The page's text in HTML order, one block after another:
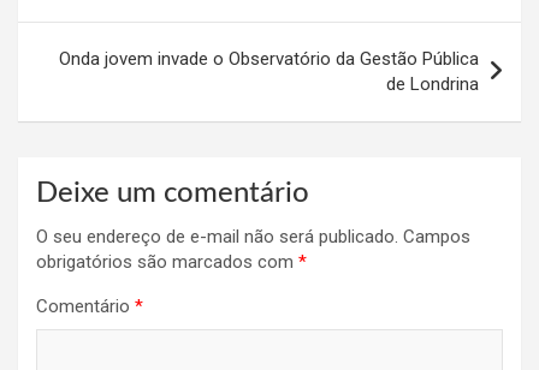
Post
Onda jovem invade o Observatório da Gestão Pública
de Londrina
Deixe um comentário
O seu endereço de e-mail não será publicado. Campos
obrigatórios são marcados com *
Comentário *